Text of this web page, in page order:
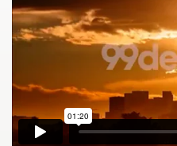
Concursos de designs
Projetos 1-para-1
Encontre um designer